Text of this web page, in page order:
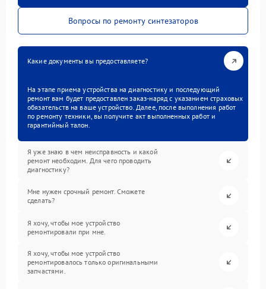
Вопросы по ремонту синтезаторов
Какие документы вы предоставляете?
На этапе приема устройства на диагностику и последующий
ремонт вам будет предоставлен заказ-наряд с указанием страховых
обязательств на ваше устройство. Далее, после выполнения работ
по ремонту техники, вы получите акт выполненных работ и
гарантийный талон.
Я уже знаю в чем неисправность и какой
ремонт необходим. Для чего проводить
диагностику?
Мне нужен срочный ремонт. Сможете
сделать?
Я хочу, чтобы мое устройство
ремонтировали при мне.
Я хочу, чтобы мое устройство
ремонтировалось только оригинальными
запчастями.